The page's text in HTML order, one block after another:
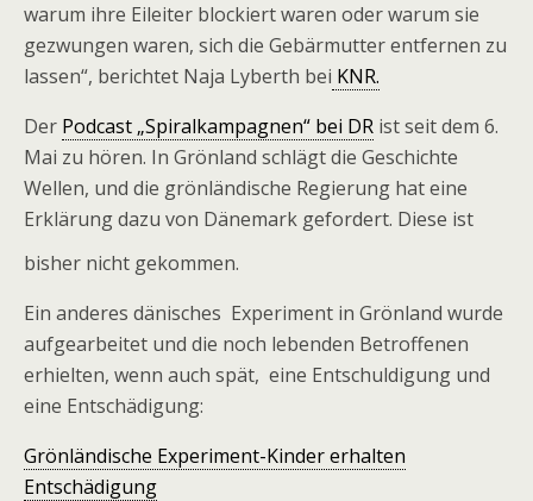
warum ihre Eileiter blockiert waren oder warum sie
gezwungen waren, sich die Gebärmutter entfernen zu
lassen“, berichtet Naja Lyberth bei KNR.
Der Podcast „Spiralkampagnen“ bei DR ist seit dem 6.
Mai zu hören. In Grönland schlägt die Geschichte
Wellen, und die grönländische Regierung hat eine
Erklärung dazu von Dänemark gefordert. Diese ist
bisher nicht gekommen.
Ein anderes dänisches Experiment in Grönland wurde
aufgearbeitet und die noch lebenden Betroffenen
erhielten, wenn auch spät, eine Entschuldigung und
eine Entschädigung:
Grönländische Experiment-Kinder erhalten
Entschädigung